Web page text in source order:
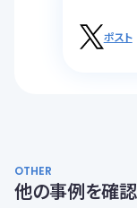
ポスト
OTHER
他の事例を確